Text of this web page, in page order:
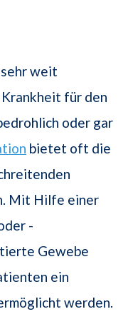
weit
für den
oder gar
bietet oft die
Mit Hilfe einer
-
Gewebe
ein
werden.